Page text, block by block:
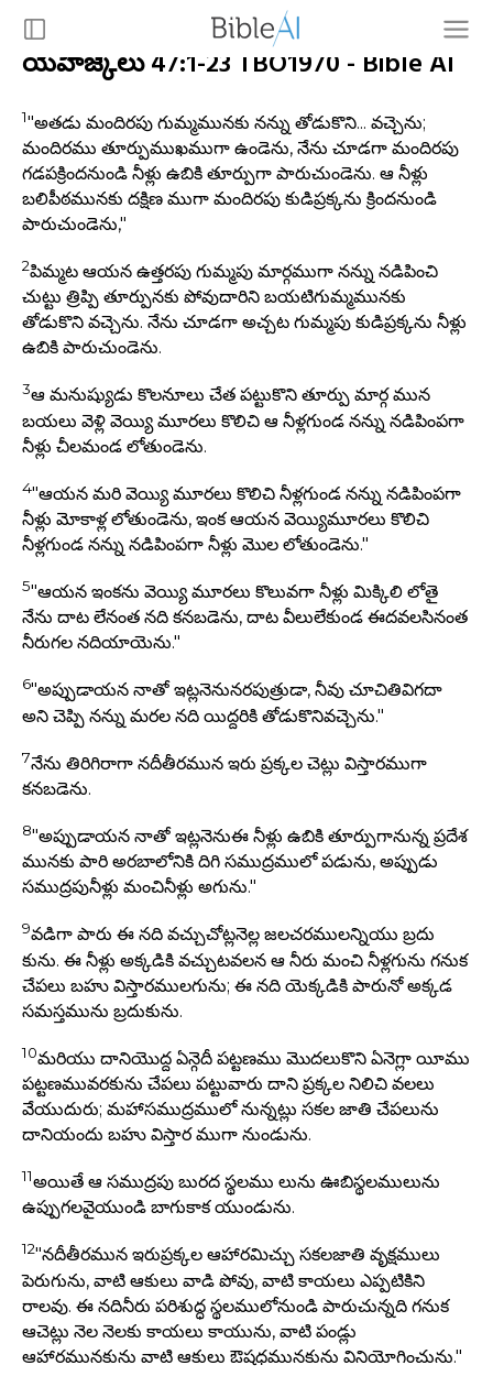
యెహేజ్కేలు 47:1-23 TBO1970 - Bible AI
1"అతడు మందిరపు గుమ్మమునకు నన్ను తోడుకొని... వచ్చెను;
మందిరము తూర్పుముఖముగా ఉండెను, నేను చూడగా మందిరపు
గడపక్రిందనుండి నీళ్లు ఉబికి తూర్పుగా పారుచుండెను. ఆ నీళ్లు
బలిపీఠమునకు దక్షిణ ముగా మందిరపు కుడిప్రక్కను క్రిందనుండి
పారుచుండెను,"
2పిమ్మట ఆయన ఉత్తరపు గుమ్మపు మార్గముగా నన్ను నడిపించి
చుట్టు త్రిప్పి తూర్పునకు పోవుదారిని బయటిగుమ్మమునకు
తోడుకొని వచ్చెను. నేను చూడగా అచ్చట గుమ్మపు కుడిప్రక్కను నీళ్లు
ఉబికి పారుచుండెను.
3ఆ మనుష్యుడు కొలనూలు చేత పట్టుకొని తూర్పు మార్గ మున
బయలు వెళ్లి వెయ్యి మూరలు కొలిచి ఆ నీళ్లగుండ నన్ను నడిపింపగా
నీళ్లు చీలమండ లోతుండెను.
4"ఆయన మరి వెయ్యి మూరలు కొలిచి నీళ్లగుండ నన్ను నడిపింపగా
నీళ్లు మోకాళ్ల లోతుండెను, ఇంక ఆయన వెయ్యిమూరలు కొలిచి
నీళ్లగుండ నన్ను నడిపింపగా నీళ్లు మొల లోతుండెను."
5"ఆయన ఇంకను వెయ్యి మూరలు కొలువగా నీళ్లు మిక్కిలి లోతై
నేను దాట లేనంత నది కనబడెను, దాట వీలులేకుండ ఈదవలసినంత
నీరుగల నదియాయెను."
6"అప్పుడాయన నాతో ఇట్లనెనునరపుత్రుడా, నీవు చూచితివిగదా
అని చెప్పి నన్ను మరల నది యిద్దరికి తోడుకొనివచ్చెను."
7నేను తిరిగిరాగా నదీతీరమున ఇరు ప్రక్కల చెట్లు విస్తారముగా
కనబడెను.
8"అప్పుడాయన నాతో ఇట్లనెనుఈ నీళ్లు ఉబికి తూర్పుగానున్న ప్రదేశ
మునకు పారి అరబాలోనికి దిగి సముద్రములో పడును, అప్పుడు
సముద్రపునీళ్లు మంచినీళ్లు అగును."
9వడిగా పారు ఈ నది వచ్చుచోట్లనెల్ల జలచరములన్నియు బ్రదు
కును. ఈ నీళ్లు అక్కడికి వచ్చుటవలన ఆ నీరు మంచి నీళ్లగును గనుక
చేపలు బహు విస్తారములగును; ఈ నది యెక్కడికి పారునో అక్కడ
సమస్తమును బ్రదుకును.
10మరియు దానియొద్ద ఏన్గెదీ పట్టణము మొదలుకొని ఏనెగ్లా యీము
పట్టణమువరకును చేపలు పట్టువారు దాని ప్రక్కల నిలిచి వలలు
వేయుదురు; మహాసముద్రములో నున్నట్లు సకల జాతి చేపలును
దానియందు బహు విస్తార ముగా నుండును.
11అయితే ఆ సముద్రపు బురద స్థలము లును ఊబిస్థలములును
ఉప్పుగలవైయుండి బాగుకాక యుండును.
12"నదీతీరమున ఇరుప్రక్కల ఆహారమిచ్చు సకలజాతి వృక్షములు
పెరుగును, వాటి ఆకులు వాడి పోవు, వాటి కాయలు ఎప్పటికిని
రాలవు. ఈ నదినీరు పరిశుద్ధ స్థలములోనుండి పారుచున్నది గనుక
ఆచెట్లు నెల నెలకు కాయలు కాయును, వాటి పండ్లు
ఆహారమునకును వాటి ఆకులు ఔషధమునకును వినియోగించును."